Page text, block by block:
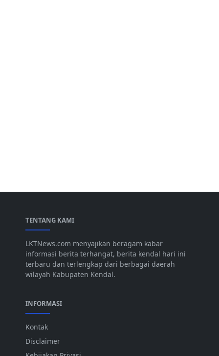
TENTANG KAMI
LKTNews.com menyajikan beragam kabar
informasi berita terhangat, berita kendal hari ini
terbaru dan terlengkap dari berbagai daerah
wilayah Kabupaten Kendal.
INFORMASI
Kontak
Disclaimer